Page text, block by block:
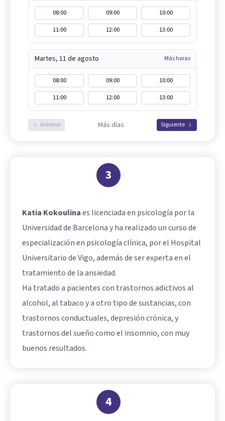
08:00 09:00
10:00
11:00
12:00 13:00
Martes, 11 de agosto Más horas
08:00 09:00
10:00
11:00
12:00 13:00
Anterior Más días Siguiente
3
Katia Kokoulinaes licenciada en psicología por la
Universidad de Barcelona y ha realizado un curso de
especialización en psicología clínica, por el Hospital
Universitario de Vigo, además de ser experta en el
tratamiento de la ansiedad.
Ha tratado a pacientes con trastornos adictivos al
alcohol, al tabaco y a otro tipo de sustancias, con
trastornos conductuales, depresión crónica, y
trastornos del sueño como el insomnio, con muy
buenos resultados.
4